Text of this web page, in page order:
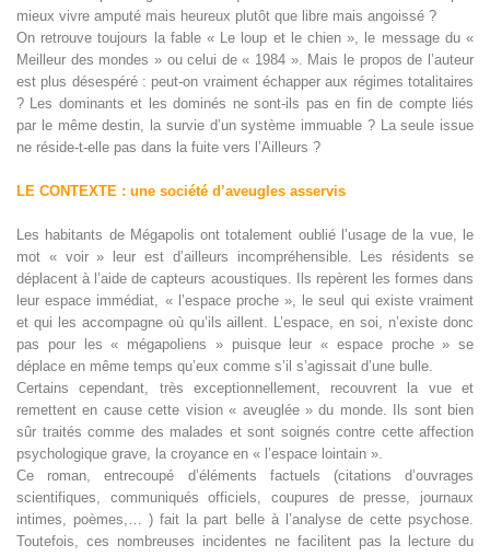
mieux vivre amputé mais heureux plutôt que libre mais angoissé ?
On retrouve toujours la fable « Le loup et le chien », le message du «
Meilleur des mondes » ou celui de « 1984 ». Mais le propos de l’auteur
est plus désespéré : peut-on vraiment échapper aux régimes totalitaires
? Les dominants et les dominés ne sont-ils pas en fin de compte liés
par le même destin, la survie d’un système immuable ? La seule issue
ne réside-t-elle pas dans la fuite vers l’Ailleurs ?
LE CONTEXTE : une société d’aveugles asservis
Les habitants de Mégapolis ont totalement oublié l’usage de la vue, le
mot « voir » leur est d’ailleurs incompréhensible. Les résidents se
déplacent à l’aide de capteurs acoustiques. Ils repèrent les formes dans
leur espace immédiat, « l’espace proche », le seul qui existe vraiment
et qui les accompagne où qu’ils aillent. L’espace, en soi, n’existe donc
pas pour les « mégapoliens » puisque leur « espace proche » se
déplace en même temps qu’eux comme s’il s’agissait d’une bulle.
Certains cependant, très exceptionnellement, recouvrent la vue et
remettent en cause cette vision « aveuglée » du monde. Ils sont bien
sûr traités comme des malades et sont soignés contre cette affection
psychologique grave, la croyance en « l’espace lointain ».
Ce roman, entrecoupé d’éléments factuels (citations d’ouvrages
scientifiques, communiqués officiels, coupures de presse, journaux
intimes, poèmes,… ) fait la part belle à l’analyse de cette psychose.
Toutefois, ces nombreuses incidentes ne facilitent pas la lecture du